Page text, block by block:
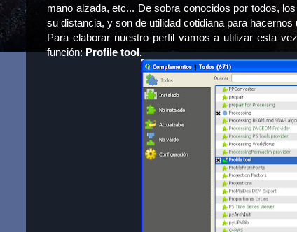
mano alzada, etc... De sobra conocidos por todos,
su distancia, y son de utilidad cotidiana para
Para elaborar nuestro perfil vamos a utilizar esta
función:Profile tool.